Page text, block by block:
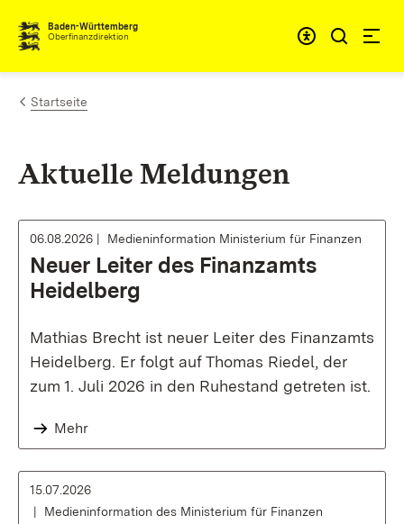
Zum Inhalt springen
Baden-Württemberg
Oberfinanzdirektion
Startseite
Aktuelle Meldungen
06.08.2026 Medieninformation Ministerium für Finanzen
Neuer Leiter des Finanzamts
Heidelberg
Mathias Brecht ist neuer Leiter des Finanzamts
Heidelberg. Er folgt auf Thomas Riedel, der
zum 1. Juli 2026 in den Ruhestand getreten ist.
Mehr
15.07.2026
Medieninformation des Ministerium für Finanzen